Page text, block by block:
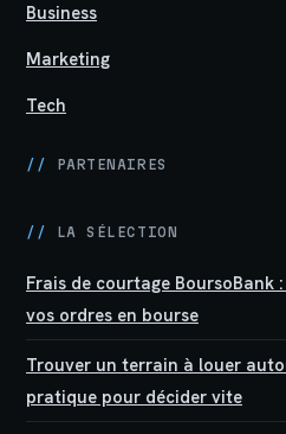
Business
Marketing
Tech
// PARTENAIRES
// LA SÉLECTION
Frais de courtage
vos ordres en bourse
Trouver un terrain à louer
pratique pour décider vite